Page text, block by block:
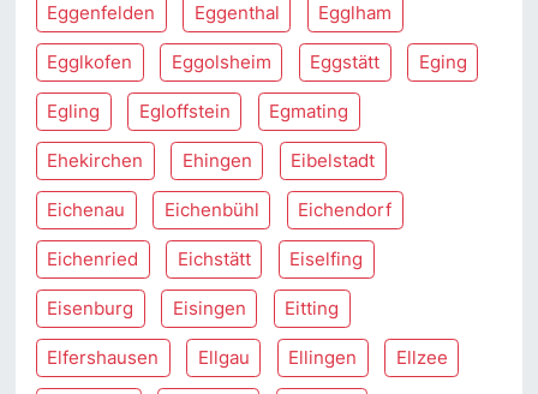
Eggenfelden Eggenthal Egglham
Egglkofen Eggolsheim Eggstätt Eging
Egling Egloffstein Egmating
Ehekirchen Ehingen Eibelstadt
Eichenau Eichenbühl Eichendorf
Eichenried Eichstätt Eiselfing
Eisenburg Eisingen Eitting
Elfershausen Ellgau Ellingen Ellzee